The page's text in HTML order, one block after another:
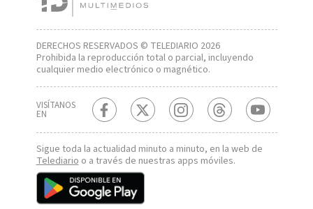
DERECHOS RESERVADOS © TELEDIARIO 2026
Prohibida la reproducción total o parcial, incluyendo
cualquier medio electrónico o magnético.
VISÍTANOS
EN
Sigue toda la actualidad minuto a minuto, en la web de
Telediarioo a través de nuestras apps móviles.